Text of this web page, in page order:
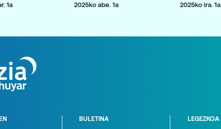
1a 2025ko abe. 1a 2025ko ira. 1a
BULETINA LEGEZKOA